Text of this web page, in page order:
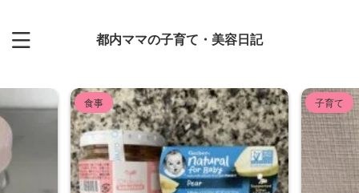
都内ママの子育て・美容日記
食事 子育て